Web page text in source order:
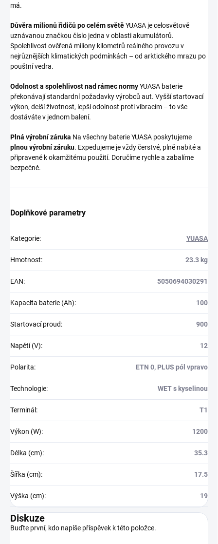
má.
Důvěra milionů řidičů po celém světěYUASA je celosvětově
uznávanou značkou číslo jedna v oblasti akumulátorů.
Spolehlivost ověřená miliony kilometrů reálného provozu v
nejrůznějších klimatických podmínkách – od arktického mrazu po
pouštní vedra.
Odolnost a spolehlivost nad rámec normyYUASA baterie
překonávají standardní požadavky výrobců aut. Vyšší startovací
výkon, delší životnost, lepší odolnost proti vibracím – to vše
dostáváte v jednom balení.
Plná výrobní záruka Na všechny baterie YUASA poskytujeme
plnou výrobní záruku. Expedujeme je vždy čerstvé, plně nabité a
připravené k okamžitému použití. Doručíme rychle a zabalíme
bezpečně.
Doplňkové parametry
Kategorie: YUASA
Hmotnost: 23.3 kg
EAN: 5050694030291
Kapacita baterie (Ah): 100
Startovací proud: 900
Napětí (V): 12
Polarita: ETN 0, PLUS pól vpravo
Technologie: WET s kyselinou
Terminál : T1
Výkon (W): 1200
Délka (cm): 35.3
Šířka (cm): 17.5
Výška (cm): 19
Diskuze
Buďte první, kdo napíše příspěvek k této položce.